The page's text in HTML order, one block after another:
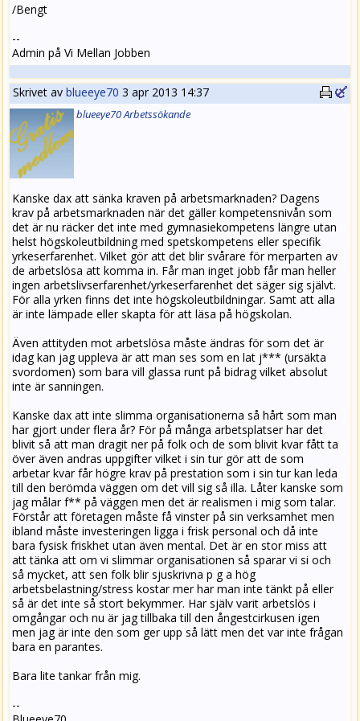
/Bengt
--
Admin på Vi Mellan Jobben
Skrivet avblueeye70 3 apr 2013 14:37
blueeye70Arbetssökande
Kanske dax att sänka kraven på arbetsmarknaden? Dagens
krav på arbetsmarknaden när det gäller kompetensnivån som
det är nu räcker det inte med gymnasiekompetens längre utan
helst högskoleutbildning med spetskompetens eller specifik
yrkeserfarenhet. Vilket gör att det blir svårare för merparten av
de arbetslösa att komma in. Får man inget jobb får man heller
ingen arbetslivserfarenhet/yrkeserfarenhet det säger sig självt.
För alla yrken finns det inte högskoleutbildningar. Samt att alla
är inte lämpade eller skapta för att läsa på högskolan.
Även attityden mot arbetslösa måste ändras för som det är
idag kan jag uppleva är att man ses som en lat j*** (ursäkta
svordomen) som bara vill glassa runt på bidrag vilket absolut
inte är sanningen.
Kanske dax att inte slimma organisationerna så hårt som man
har gjort under flera år? För på många arbetsplatser har det
blivit så att man dragit ner på folk och de som blivit kvar fått ta
över även andras uppgifter vilket i sin tur gör att de som
arbetar kvar får högre krav på prestation som i sin tur kan leda
till den berömda väggen om det vill sig så illa. Låter kanske som
jag målar f** på väggen men det är realismen i mig som talar.
Förstår att företagen måste få vinster på sin verksamhet men
ibland måste investeringen ligga i frisk personal och då inte
bara fysisk friskhet utan även mental. Det är en stor miss att
att tänka att om vi slimmar organisationen så sparar vi si och
så mycket, att sen folk blir sjuskrivna p g a hög
arbetsbelastning/stress kostar mer har man inte tänkt på eller
så är det inte så stort bekymmer. Har själv varit arbetslös i
omgångar och nu är jag tillbaka till den ångestcirkusen igen
men jag är inte den som ger upp så lätt men det var inte frågan
bara en parantes.
Bara lite tankar från mig.
--